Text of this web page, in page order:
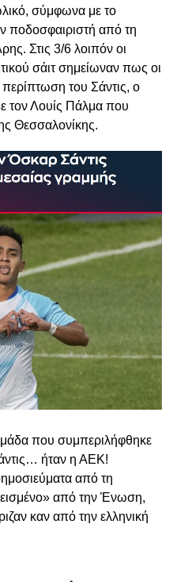
σύμφωνα με το
ποδοσφαιριστή από τη
Στις 3/6 λοιπόν οι
σάιτ σημείωναν πως οι
περίπτωση του Σάντις, ο
τον Λουίς Πάλμα που
Θεσσαλονίκης.
που συμπεριλήφθηκε
ήταν η ΑΕΚ!
από τη
από την Ένωση,
καν από την ελληνική